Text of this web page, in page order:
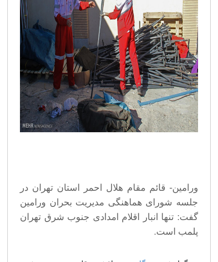
ورامین- قائم مقام هلال احمر استان تهران در
جلسه شورای هماهنگی مدیریت بحران ورامین
گفت: تنها انبار اقلام امدادی جنوب شرق تهران
پلمب است.